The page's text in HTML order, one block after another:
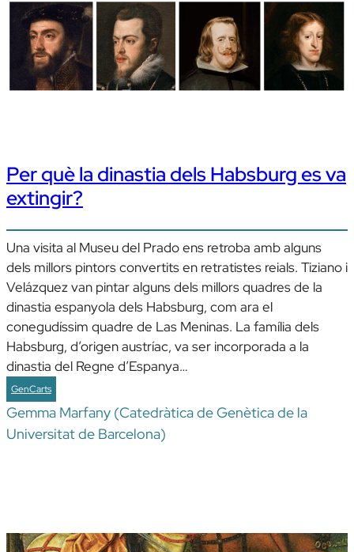
Per què la dinastia dels Habsburg es va
extingir?
Una visita al Museu del Prado ens retroba amb alguns
dels millors pintors convertits en retratistes reials. Tiziano i
Velázquez van pintar alguns dels millors quadres de la
dinastia espanyola dels Habsburg, com ara el
conegudíssim quadre de Las Meninas. La família dels
Habsburg, d’origen austríac, va ser incorporada a la
dinastia del Regne d’Espanya…
GenCarts
Gemma Marfany (Catedràtica de Genètica de la
Universitat de Barcelona)